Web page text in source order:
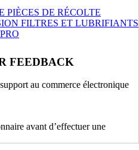
PIÈCES DE RÉCOLTE
FILTRES ET LUBRIFIANTS
FEEDBACK
au commerce électronique
avant d’effectuer une
Motoculture Tracteurs Tondeuses
Motoculture Tracteurs Tondeuses
De Puissance